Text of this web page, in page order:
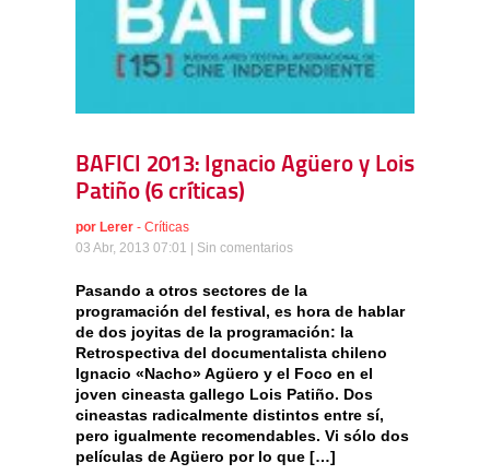
BAFICI 2013: Ignacio Agüero y Lois
Patiño (6 críticas)
por Lerer - Críticas
03 Abr, 2013 07:01 | Sin comentarios
Pasando a otros sectores de la
programación del festival, es hora de hablar
de dos joyitas de la programación: la
Retrospectiva del documentalista chileno
Ignacio «Nacho» Agüero y el Foco en el
joven cineasta gallego Lois Patiño. Dos
cineastas radicalmente distintos entre sí,
pero igualmente recomendables. Vi sólo dos
películas de Agüero por lo que […]